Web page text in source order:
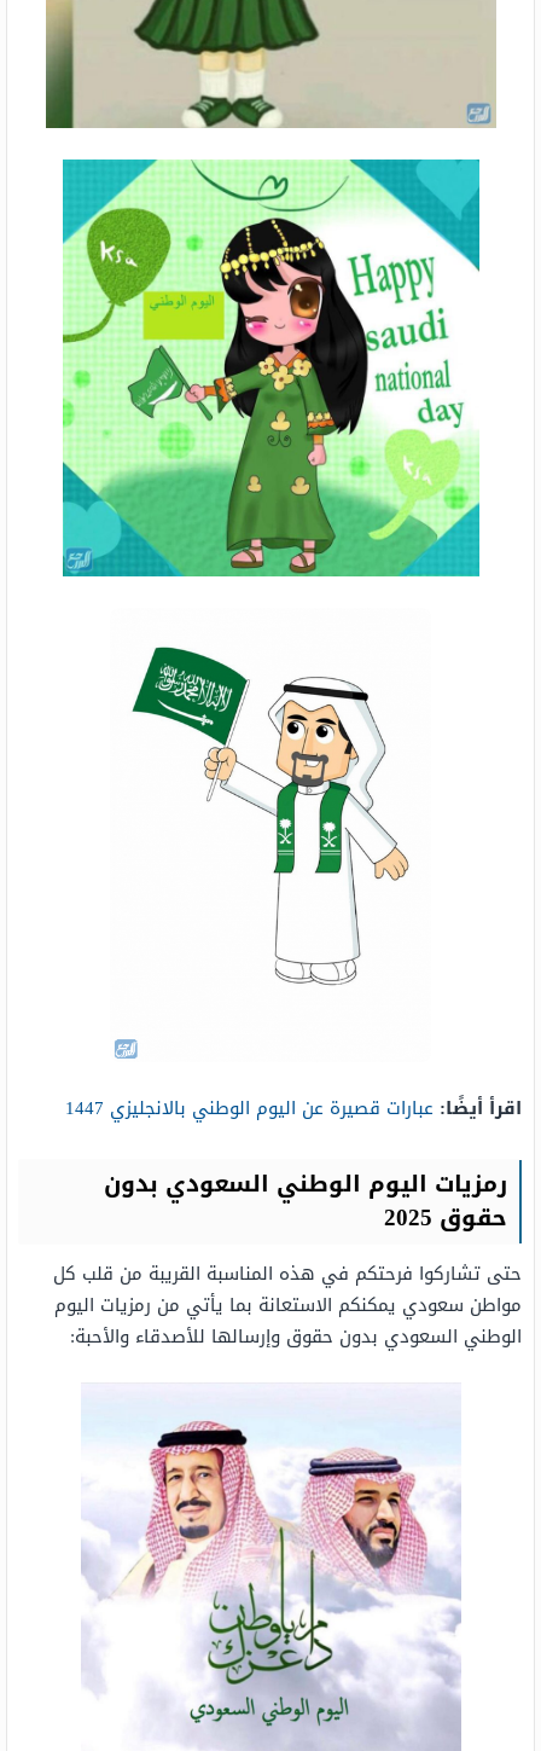
اقرأ أيضًا: عبارات قصيرة عن اليوم الوطني بالانجليزي 1447
رمزيات اليوم الوطني السعودي بدون
حقوق 2025
حتى تشاركوا فرحتكم في هذه المناسبة القريبة من قلب كل
مواطن سعودي يمكنكم الاستعانة بما يأتي من رمزيات اليوم
الوطني السعودي بدون حقوق وإرسالها للأصدقاء والأحبة: